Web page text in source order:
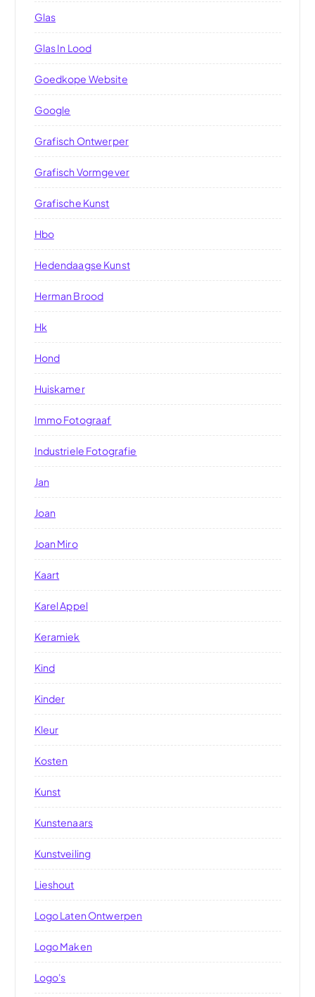
Glas
Glas In Lood
Goedkope Website
Google
Grafisch Ontwerper
Grafisch Vormgever
Grafische Kunst
Hbo
Hedendaagse Kunst
Herman Brood
Hk
Hond
Huiskamer
Immo Fotograaf
Industriele Fotografie
Jan
Joan
Joan Miro
Kaart
Karel Appel
Keramiek
Kind
Kinder
Kleur
Kosten
Kunst
Kunstenaars
Kunstveiling
Lieshout
Logo Laten Ontwerpen
Logo Maken
Logo's